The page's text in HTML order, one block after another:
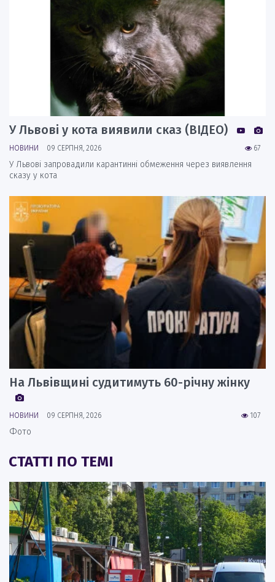
У Львові у кота виявили сказ (ВІДЕО)
67
НОВИНИ 09 СЕРПНЯ, 2026
У Львові запровадили карантинні обмеження через виявлення
сказу у кота
На Львівщині судитимуть 60-річну жінку
107
НОВИНИ 09 СЕРПНЯ, 2026
Фото
СТАТТІ ПО ТЕМІ